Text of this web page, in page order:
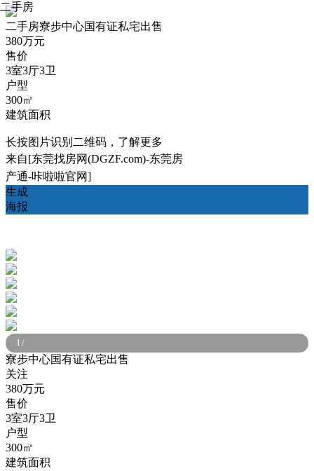
二手房寮步中心国有证私宅出售
380万元
售价
3室3厅3卫
户型
300㎡
建筑面积
长按图片识别二维码，了解更多
来自[东莞找房网(DGZF.com)-东莞房
产通-咔啦啦官网]
生成
海报
二手房
1/
寮步中心国有证私宅出售
关注
380万元
售价
3室3厅3卫
户型
300㎡
建筑面积